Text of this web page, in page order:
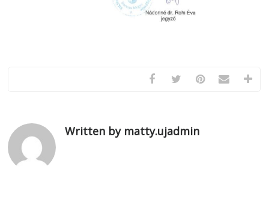
Written by matty.ujadmin